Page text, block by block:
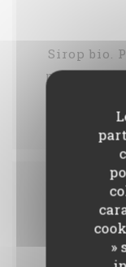
»
Sirop bio.
pommes